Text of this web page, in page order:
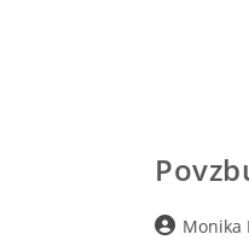
Monika